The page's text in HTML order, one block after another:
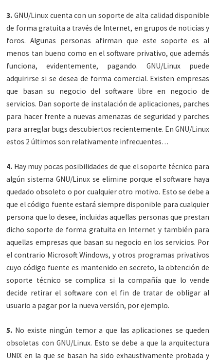
3. GNU/Linux cuenta con un soporte de alta calidad disponible
de forma gratuita a través de Internet, en grupos de noticias y
foros. Algunas personas afirman que este soporte es al
menos tan bueno como en el software privativo, que además
funciona, evidentemente, pagando. GNU/Linux puede
adquirirse si se desea de forma comercial. Existen empresas
que basan su negocio del software libre en negocio de
servicios. Dan soporte de instalación de aplicaciones, parches
para hacer frente a nuevas amenazas de seguridad y parches
para arreglar bugs descubiertos recientemente. En GNU/Linux
estos 2 últimos son relativamente infrecuentes…
4. Hay muy pocas posibilidades de que el soporte técnico para
algún sistema GNU/Linux se elimine porque el software haya
quedado obsoleto o por cualquier otro motivo. Esto se debe a
que el código fuente estará siempre disponible para cualquier
persona que lo desee, incluidas aquellas personas que prestan
dicho soporte de forma gratuita en Internet y también para
aquellas empresas que basan su negocio en los servicios. Por
el contrario Microsoft Windows, y otros programas privativos
cuyo código fuente es mantenido en secreto, la obtención de
soporte técnico se complica si la compañía que lo vende
decide retirar el software con el fin de tratar de obligar al
usuario a pagar por la nueva versión, por ejemplo.
5. No existe ningún temor a que las aplicaciones se queden
obsoletas con GNU/Linux. Esto se debe a que la arquitectura
UNIX en la que se basan ha sido exhaustivamente probada y